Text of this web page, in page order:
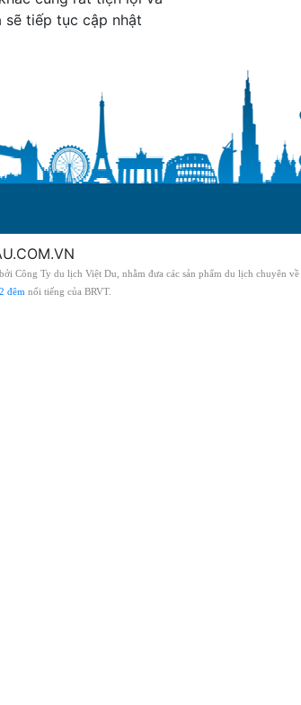
sẽ tiếp tục cập nhật
Công Ty du lịch Việt Du, nhằm đưa các sản phẩm du lịch chuyên về
đêm nổi tiếng của BRVT.